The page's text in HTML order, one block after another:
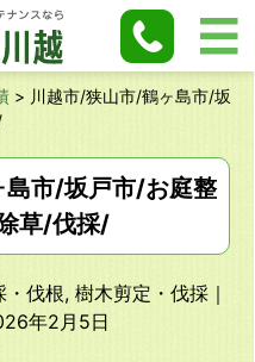
> 川越市/狭山市/鶴ヶ島市/坂
市/坂戸市/お庭整
草/伐採/
伐根, 樹木剪定・伐採 ｜
年2月5日